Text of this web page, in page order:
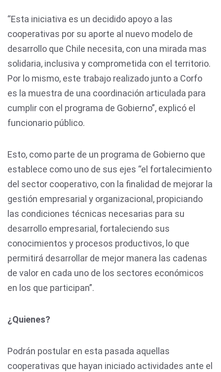
“Esta iniciativa es un decidido apoyo a las
cooperativas por su aporte al nuevo modelo de
desarrollo que Chile necesita, con una mirada mas
solidaria, inclusiva y comprometida con el territorio.
Por lo mismo, este trabajo realizado junto a Corfo
es la muestra de una coordinación articulada para
cumplir con el programa de Gobierno”, explicó el
funcionario público.
Esto, como parte de un programa de Gobierno que
establece como uno de sus ejes “el fortalecimiento
del sector cooperativo, con la finalidad de mejorar la
gestión empresarial y organizacional, propiciando
las condiciones técnicas necesarias para su
desarrollo empresarial, fortaleciendo sus
conocimientos y procesos productivos, lo que
permitirá desarrollar de mejor manera las cadenas
de valor en cada uno de los sectores económicos
en los que participan”.
¿Quienes?
Podrán postular en esta pasada aquellas
cooperativas que hayan iniciado actividades ante el